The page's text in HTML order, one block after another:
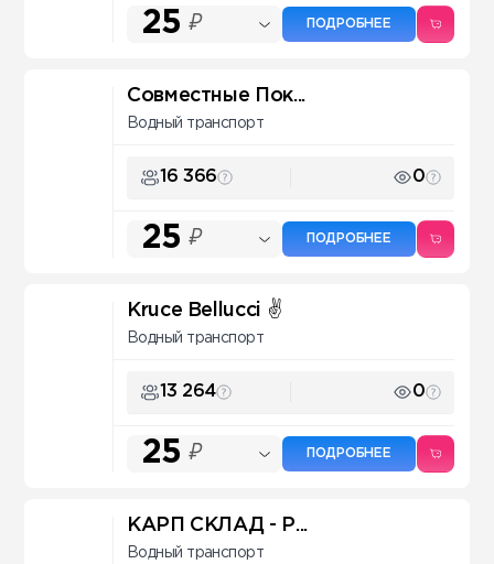
25 ₽ ПОДРОБНЕЕ
Совместные Пок...
Водный транспорт
16 366 0
25 ₽ ПОДРОБНЕЕ
Kruce Bellucci ✌
Водный транспорт
13 264 0
25 ₽ ПОДРОБНЕЕ
КАРП СКЛАД - Р...
Водный транспорт